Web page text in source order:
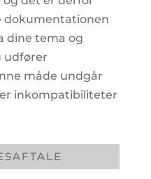
dokumentationen
dine tema og
udfører
måde undgår
inkompatibiliteter